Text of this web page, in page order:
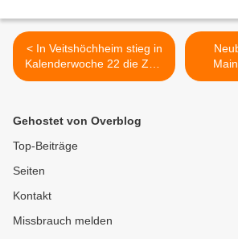
< In Veitshöchheim stieg in
Kalenderwoche 22 die Zahl
der Coronafälle von 23 auf
Gehostet von Overblog
Top-Beiträge
Seiten
Kontakt
Missbrauch melden